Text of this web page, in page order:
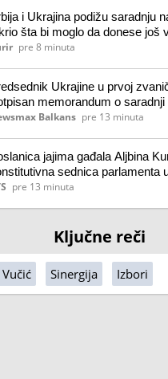
i Ukrajina podižu saradnju
šta bi moglo da donese još
pre 8 minuta
Ukrajine u prvoj
memorandum o
i hrane
Balkans pre 13 minuta
jajima gađala Aljbina
sednica parlamenta
pre 13 minuta
Ključne reči
Sinergija Izbori